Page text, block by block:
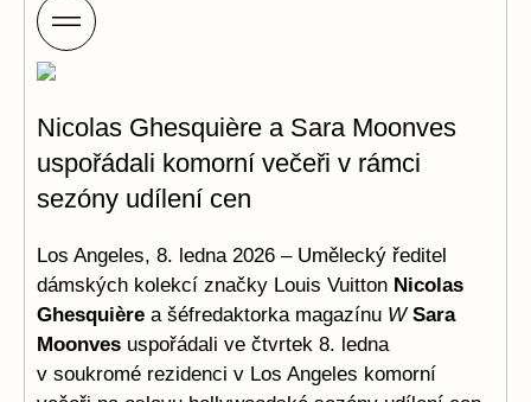
Nicolas Ghesquière a Sara Moonves
uspořádali komorní večeři v rámci
sezóny udílení cen
Los Angeles, 8. ledna 2026 – Umělecký ředitel
dámských kolekcí značky Louis Vuitton Nicolas
Ghesquière a šéfredaktorka magazínu W Sara
Moonves uspořádali ve čtvrtek 8. ledna
v soukromé rezidenci v Los Angeles komorní